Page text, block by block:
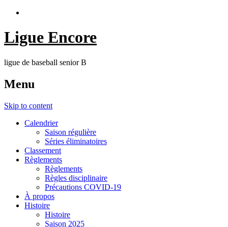
Ligue Encore
ligue de baseball senior B
Menu
Skip to content
Calendrier
Saison régulière
Séries éliminatoires
Classement
Règlements
Règlements
Règles disciplinaire
Précautions COVID-19
À propos
Histoire
Histoire
Saison 2025